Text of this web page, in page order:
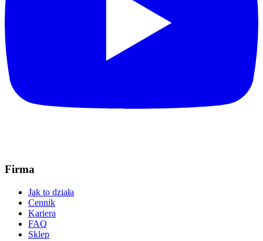
Firma
Jak to działa
Cennik
Kariera
FAQ
Sklep